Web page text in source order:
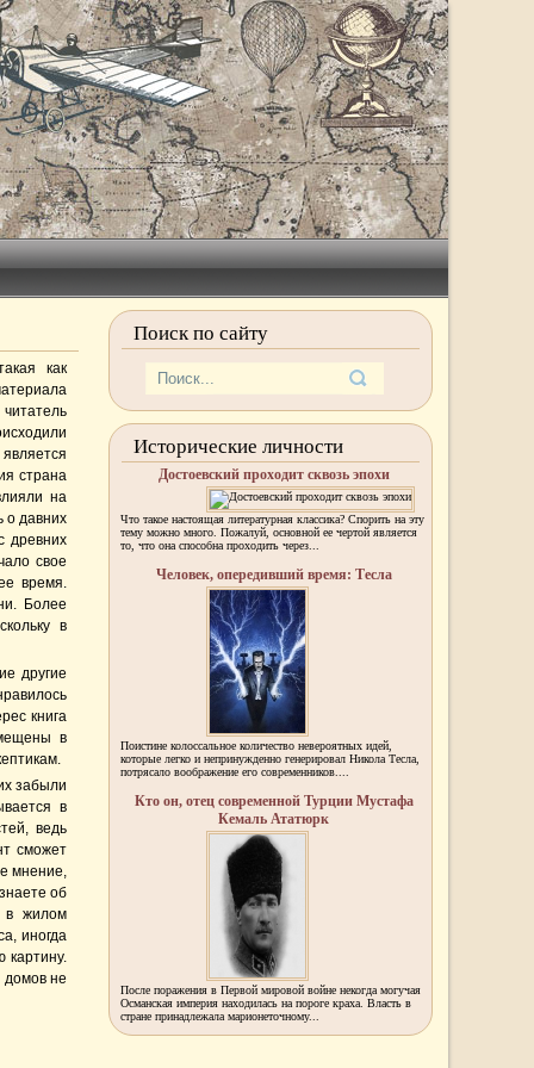
как
страна
на
о давних
древних
свое
время.
Более
в
другие
книга
в
забыли
в
ведь
сможет
мнение,
об
в жилом
иногда
картину.
домов не
Поиск по сайту
Исторические личности
Достоевский проходит сквозь эпохи
Что такое настоящая литературная классика? Спорить на эту
тему можно много. Пожалуй, основной ее чертой является
то, что она способна проходить через...
Человек, опередивший время: Тесла
Поистине колоссальное количество невероятных идей,
которые легко и непринужденно генерировал Никола Тесла,
потрясало воображение его современников....
Кто он, отец современной Турции Мустафа
Кемаль Ататюрк
После поражения в Первой мировой войне некогда могучая
Османская империя находилась на пороге краха. Власть в
стране принадлежала марионеточному...